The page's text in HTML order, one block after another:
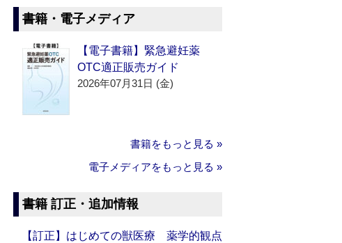
書籍・電子メディア
【電子書籍】緊急避妊薬
OTC適正販売ガイド
2026年07月31日 (金)
書籍をもっと見る »
電子メディアをもっと見る »
書籍 訂正・追加情報
【訂正】はじめての獣医療 薬学的観点